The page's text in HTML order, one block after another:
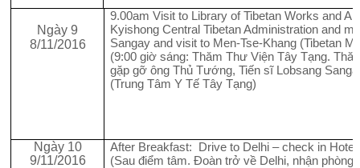
Ngày 9
8/11/2016
9.00am Visit to Library of Tibetan Works and
Kyishong Central Tibetan Administration and
Sangay and visit to Men-Tse-Khang (Tibetan
(9:00 giờ sáng: Thăm Thư Viện Tây Tạng.
gặp gỡ ông Thủ Tướng, Tiến sĩ Lobsang
(Trung Tâm Y Tế Tây Tạng)
Ngày 10
9/11/2016
After Breakfast: Drive to Delhi – check in Hotel
(Sau điểm tâm. Đoàn trở về Delhi, nhận phòng